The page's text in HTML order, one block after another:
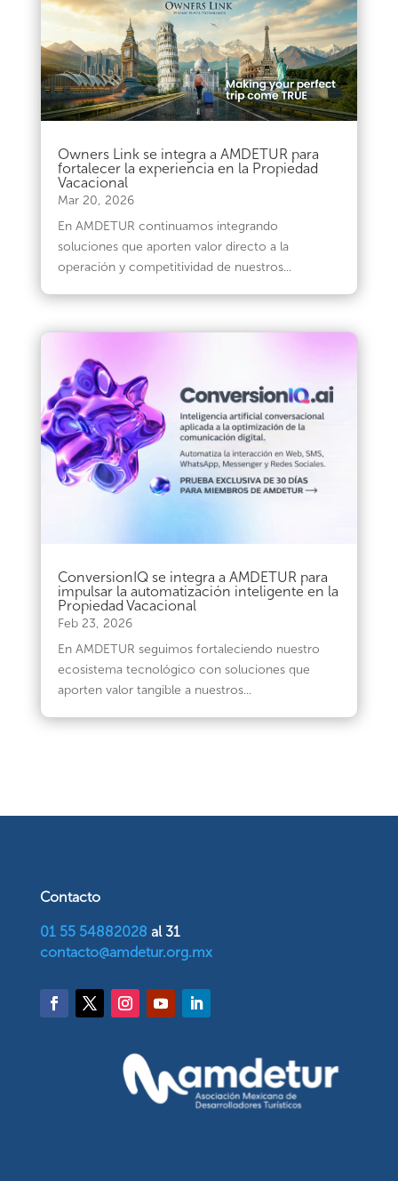
Owners Link se integra a AMDETUR para
fortalecer la experiencia en la Propiedad
Vacacional
Mar 20, 2026
En AMDETUR continuamos integrando
soluciones que aporten valor directo a la
operación y competitividad de nuestros...
ConversionIQ se integra a AMDETUR para
impulsar la automatización inteligente en la
Propiedad Vacacional
Feb 23, 2026
En AMDETUR seguimos fortaleciendo nuestro
ecosistema tecnológico con soluciones que
aporten valor tangible a nuestros...
Contacto
01 55 54882028 al 31
contacto@amdetur.org.mx